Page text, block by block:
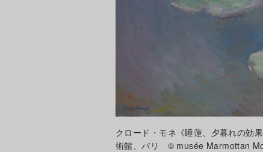
クロード・モネ《睡蓮、夕暮れの
術館、パリ © musée Marmottan